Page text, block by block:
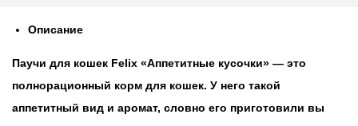
Описание
Паучи для кошек Felix «Аппетитные кусочки» — это
полнорационный корм для кошек. У него такой
аппетитный вид и аромат, словно его приготовили вы